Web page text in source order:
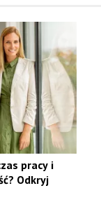
pracy i
Odkryj